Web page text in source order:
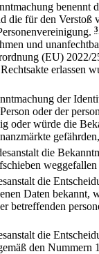
benennt
die für den Verstoß
3
und
(EU) 2022/
erlassen
der
oder der
oder würde die
die
weggefallen
die
Daten bekannt,
betreffenden
die
den Nummern